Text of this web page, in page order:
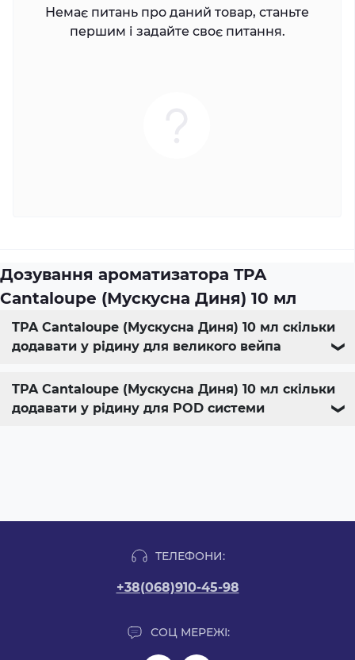
Немає питань про даний товар, станьте
першим і задайте своє питання.
Дозування ароматизатора TPA
Cantaloupe (Мускусна Диня) 10 мл
TPA Cantaloupe (Мускусна Диня) 10 мл скільки
додавати у рідину для великого вейпа
❯
TPA Cantaloupe (Мускусна Диня) 10 мл скільки
додавати у рідину для POD системи
❯
ТЕЛЕФОНИ:
+38(068)910-45-98
СОЦ МЕРЕЖІ: